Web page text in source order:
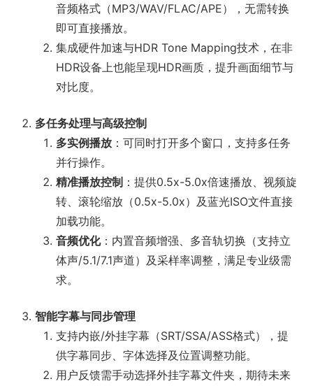
音频格式（MP3/WAV/FLAC/APE），无需转换
即可直接播放。
集成硬件加速与HDR Tone Mapping技术，在非
HDR设备上也能呈现HDR画质，提升画面细节与
对比度。
多任务处理与高级控制
多实例播放 ：可同时打开多个窗口，支持多任务
并行操作。
精准播放控制 ：提供0.5x-5.0x倍速播放、视频旋
转、滚轮缩放（0.5x-5.0x）及蓝光ISO文件直接
加载功能。
音频优化：内置音频增强、多音轨切换（支持立
体声/5.1/7.1声道）及采样率调整，满足专业级需
求。
智能字幕与同步管理
支持内嵌/外挂字幕（SRT/SSA/ASS格式），提
供字幕同步、字体选择及位置调整功能。
用户反馈需手动选择外挂字幕文件夹，期待未来